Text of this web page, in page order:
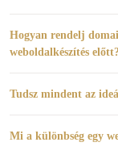
Hogyan rendelj
weboldalkészítés előtt?
Tudsz mindent az
Mi a különbség egy